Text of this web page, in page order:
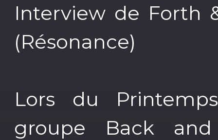
Interview de Forth
(Résonance)
Lors du
groupe Back